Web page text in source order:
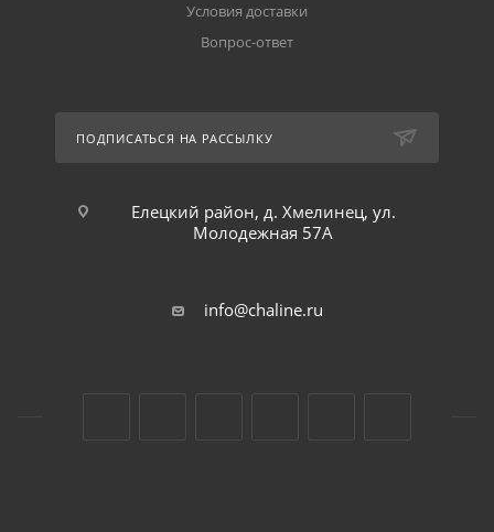
Условия доставки
Вопрос-ответ
ПОДПИСАТЬСЯ НА РАССЫЛКУ
Елецкий район, д. Хмелинец, ул.
Молодежная 57А
info@chaline.ru